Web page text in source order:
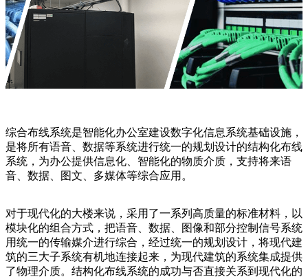
综合布线系统是智能化办公室建设数字化信息系统基础设施，
是将所有语音、数据等系统进行统一的规划设计的结构化布线
系统，为办公提供信息化、智能化的物质介质，支持将来语
音、数据、图文、多媒体等综合应用。
对于现代化的大楼来说，采用了一系列高质量的标准材料，以
模块化的组合方式，把语音、数据、图像和部分控制信号系统
用统一的传输媒介进行综合，经过统一的规划设计，将现代建
筑的三大子系统有机地连接起来，为现代建筑的系统集成提供
了物理介质。结构化布线系统的成功与否直接关系到现代化的